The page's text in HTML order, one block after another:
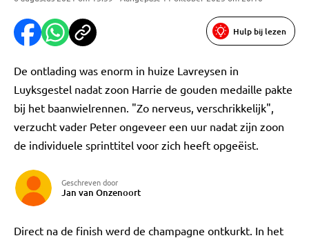
Hulp bij lezen
De ontlading was enorm in huize Lavreysen in
Luyksgestel nadat zoon Harrie de gouden medaille pakte
bij het baanwielrennen. "Zo nerveus, verschrikkelijk",
verzucht vader Peter ongeveer een uur nadat zijn zoon
de individuele sprinttitel voor zich heeft opgeëist.
Geschreven door
Jan van Onzenoort
Direct na de finish werd de champagne ontkurkt. In het